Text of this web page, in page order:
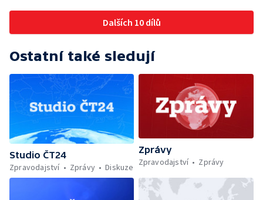
na chování řidičů
Dalších 10 dílů
Ostatní také sledují
Studio ČT24
Zpravodajství
Zprávy Diskuze
Zprávy
Zpravodajství
Zprávy